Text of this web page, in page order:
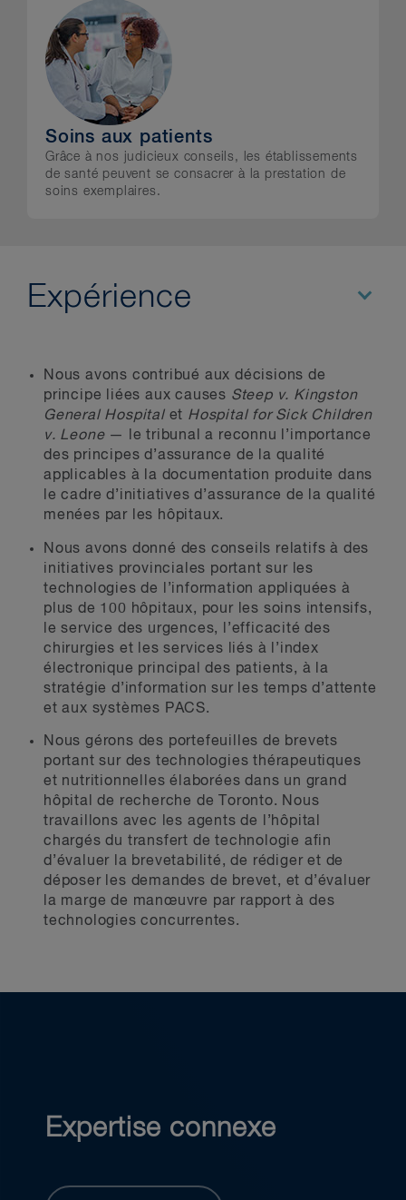
Soins aux patients
Grâce à nos judicieux conseils, les établissements
de santé peuvent se consacrer à la prestation de
soins exemplaires.
Expérience
Nous avons contribué aux décisions de
principe liées aux causes Steep v. Kingston
General Hospitalet Hospital for Sick Children
v. Leone— le tribunal a reconnu l’importance
des principes d’assurance de la qualité
applicables à la documentation produite dans
le cadre d’initiatives d’assurance de la qualité
menées par les hôpitaux.
Nous avons donné des conseils relatifs à des
initiatives provinciales portant sur les
technologies de l’information appliquées à
plus de 100 hôpitaux, pour les soins intensifs,
le service des urgences, l’efficacité des
chirurgies et les services liés à l’index
électronique principal des patients, à la
stratégie d’information sur les temps d’attente
et aux systèmes PACS.
Nous gérons des portefeuilles de brevets
portant sur des technologies thérapeutiques
et nutritionnelles élaborées dans un grand
hôpital de recherche de Toronto. Nous
travaillons avec les agents de l’hôpital
chargés du transfert de technologie afin
d’évaluer la brevetabilité, de rédiger et de
déposer les demandes de brevet, et d’évaluer
la marge de manœuvre par rapport à des
technologies concurrentes.
Expertise connexe